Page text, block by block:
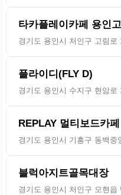
타카플레이카페 용인
경기도 용인시 처인구 고림로
플라이디(FLY D)
경기도 용인시 수지구 현암로
REPLAY 멀티보드카페
경기도 용인시 기흥구 동백중
블럭아지트골목대장
경기도 용인시 처인구 모현읍